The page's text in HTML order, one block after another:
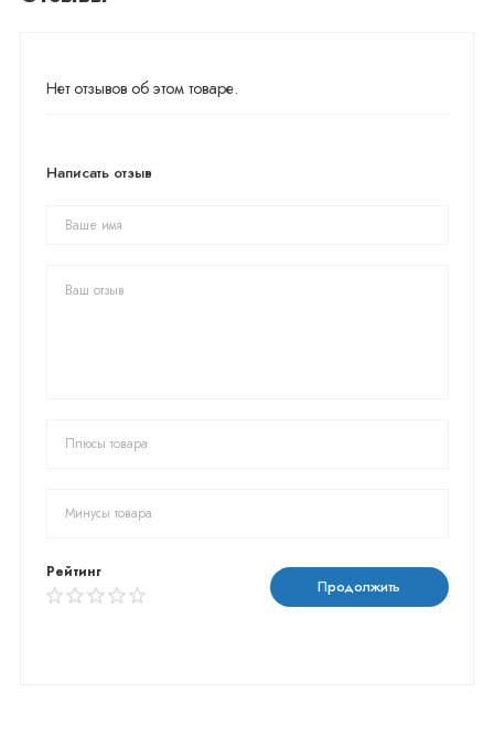
Нет отзывов об этом товаре.
Написать отзыв
Рейтинг
Продолжить